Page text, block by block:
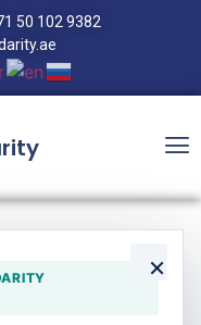
50 102 9382
×